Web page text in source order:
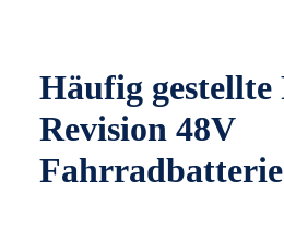
Häufig gestellte
Revision 48V
Fahrradbatterie